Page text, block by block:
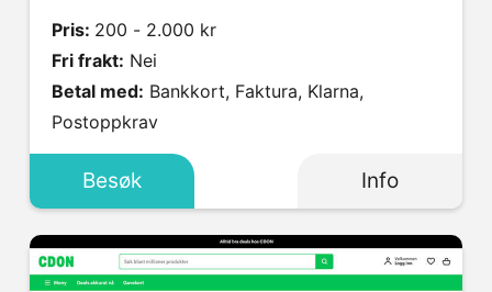
Pris: 200 - 2.000 kr
Fri frakt: Nei
Betal med:
Postoppkrav
Besøk Info